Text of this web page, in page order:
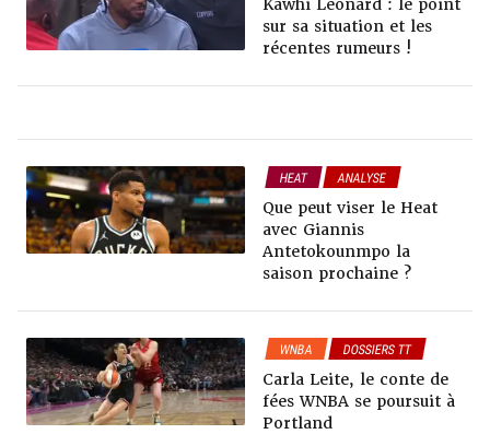
DOSSIERS TT
NEWS NBA
Kawhi Leonard : le point
sur sa situation et les
récentes rumeurs !
HEAT
ANALYSE
DOSSIERS TT
RUMEURS & TRADES
Que peut viser le Heat
avec Giannis
Antetokounmpo la
saison prochaine ?
WNBA DOSSIERS TT
Carla Leite, le conte de
fées WNBA se poursuit à
Portland